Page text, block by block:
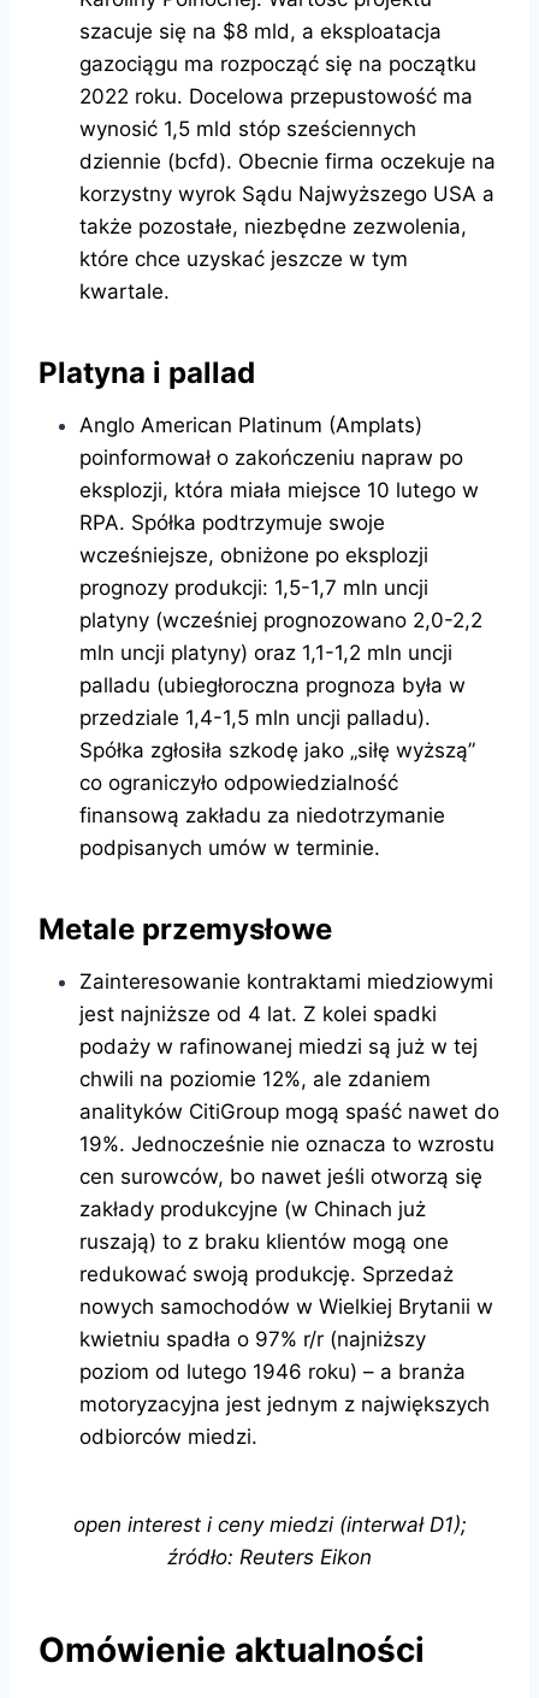
szacuje się na $8 mld, a eksploatacja
gazociągu ma rozpocząć się na początku
2022 roku. Docelowa przepustowość ma
wynosić 1,5 mld stóp sześciennych
dziennie (bcfd). Obecnie firma oczekuje na
korzystny wyrok Sądu Najwyższego USA a
także pozostałe, niezbędne zezwolenia,
które chce uzyskać jeszcze w tym
kwartale.
Platyna i pallad
Anglo American Platinum (Amplats)
poinformował o zakończeniu napraw po
eksplozji, która miała miejsce 10 lutego w
RPA. Spółka podtrzymuje swoje
wcześniejsze, obniżone po eksplozji
prognozy produkcji: 1,5-1,7 mln uncji
platyny (wcześniej prognozowano 2,0-2,2
mln uncji platyny) oraz 1,1-1,2 mln uncji
palladu (ubiegłoroczna prognoza była w
przedziale 1,4-1,5 mln uncji palladu).
Spółka zgłosiła szkodę jako „siłę wyższą”
co ograniczyło odpowiedzialność
finansową zakładu za niedotrzymanie
podpisanych umów w terminie.
Metale przemysłowe
Zainteresowanie kontraktami miedziowymi
jest najniższe od 4 lat. Z kolei spadki
podaży w rafinowanej miedzi są już w tej
chwili na poziomie 12%, ale zdaniem
analityków CitiGroup mogą spaść nawet do
19%. Jednocześnie nie oznacza to wzrostu
cen surowców, bo nawet jeśli otworzą się
zakłady produkcyjne (w Chinach już
ruszają) to z braku klientów mogą one
redukować swoją produkcję. Sprzedaż
nowych samochodów w Wielkiej Brytanii w
kwietniu spadła o 97% r/r (najniższy
poziom od lutego 1946 roku) – a branża
motoryzacyjna jest jednym z największych
odbiorców miedzi.
open interest i ceny miedzi (interwał D1);
źródło: Reuters Eikon
Omówienie aktualności